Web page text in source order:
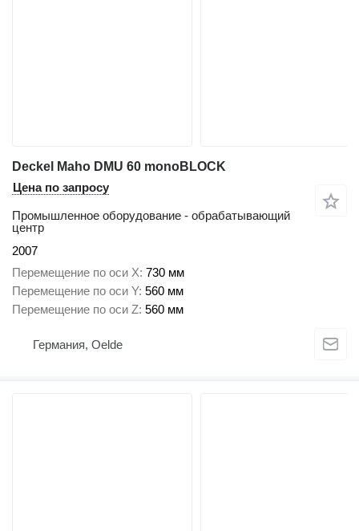
Deckel Maho DMU 60 monoBLOCK
Цена по запросу
Промышленное оборудование - обрабатывающий
центр
2007
Перемещение по оси X 730 мм
Перемещение по оси Y 560 мм
Перемещение по оси Z 560 мм
Германия, Oelde